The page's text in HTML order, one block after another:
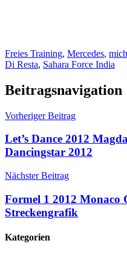
Freies Training, Mercedes,
Di Resta, Sahara Force India
Beitragsnavigation
Vorheriger Beitrag
Let’s Dance 2012
Dancingstar 2012
Nächster Beitrag
Formel 1 2012 Monaco
Streckengrafik
Kategorien